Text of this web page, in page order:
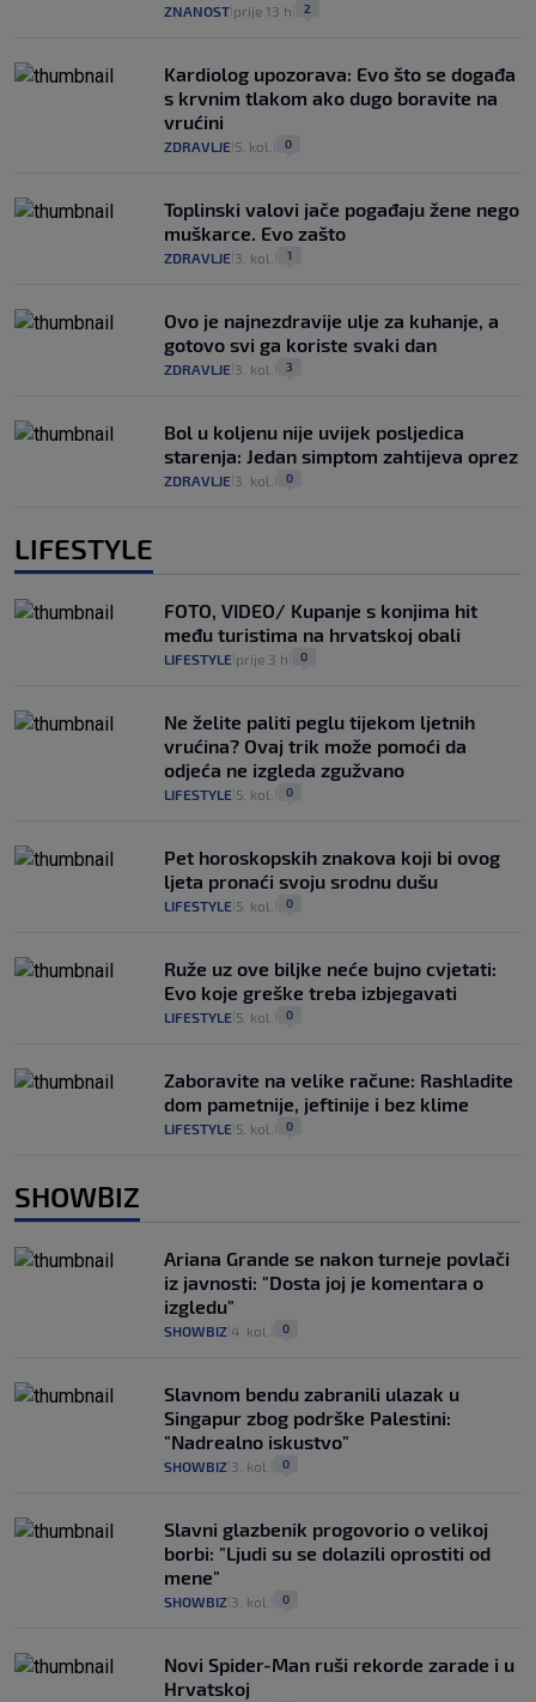
ZNANOST prije 13 h 2
Kardiolog upozorava: Evo što se događa
s krvnim tlakom ako dugo boravite na
vrućini
ZDRAVLJE 5. kol. 0
Toplinski valovi jače pogađaju žene nego
muškarce. Evo zašto
ZDRAVLJE 3. kol. 1
Ovo je najnezdravije ulje za kuhanje, a
gotovo svi ga koriste svaki dan
ZDRAVLJE 3. kol. 3
Bol u koljenu nije uvijek posljedica
starenja: Jedan simptom zahtijeva oprez
ZDRAVLJE 3. kol. 0
LIFESTYLE
FOTO, VIDEO/ Kupanje s konjima hit
među turistima na hrvatskoj obali
LIFESTYLE prije 3 h 0
Ne želite paliti peglu tijekom ljetnih
vrućina? Ovaj trik može pomoći da
odjeća ne izgleda zgužvano
LIFESTYLE 5. kol. 0
Pet horoskopskih znakova koji bi ovog
ljeta pronaći svoju srodnu dušu
LIFESTYLE 5. kol. 0
Ruže uz ove biljke neće bujno cvjetati:
Evo koje greške treba izbjegavati
LIFESTYLE 5. kol. 0
Zaboravite na velike račune: Rashladite
dom pametnije, jeftinije i bez klime
LIFESTYLE 5. kol. 0
SHOWBIZ
Ariana Grande se nakon turneje povlači
iz javnosti: "Dosta joj je komentara o
izgledu"
SHOWBIZ 4. kol. 0
Slavnom bendu zabranili ulazak u
Singapur zbog podrške Palestini:
"Nadrealno iskustvo"
SHOWBIZ 3. kol. 0
Slavni glazbenik progovorio o velikoj
borbi: "Ljudi su se dolazili oprostiti od
mene"
SHOWBIZ 3. kol. 0
Novi Spider-Man ruši rekorde zarade i u
Hrvatskoj